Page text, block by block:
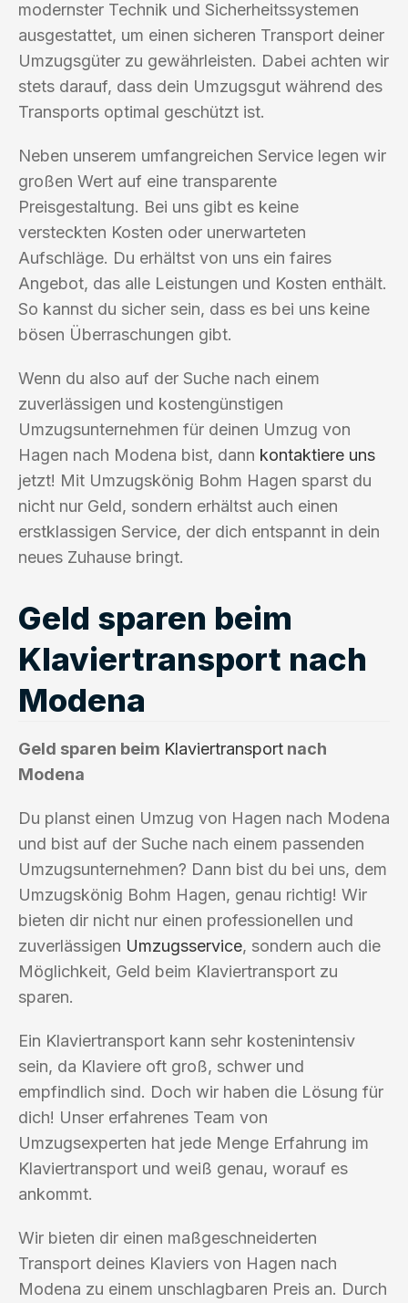
modernster Technik und Sicherheitssystemen
ausgestattet, um einen sicheren Transport deiner
Umzugsgüter zu gewährleisten. Dabei achten wir
stets darauf, dass dein Umzugsgut während des
Transports optimal geschützt ist.
Neben unserem umfangreichen Service legen wir
großen Wert auf eine transparente
Preisgestaltung. Bei uns gibt es keine
versteckten Kosten oder unerwarteten
Aufschläge. Du erhältst von uns ein faires
Angebot, das alle Leistungen und Kosten enthält.
So kannst du sicher sein, dass es bei uns keine
bösen Überraschungen gibt.
Wenn du also auf der Suche nach einem
zuverlässigen und kostengünstigen
Umzugsunternehmen für deinen Umzug von
Hagen nach Modena bist, dann kontaktiere uns
jetzt! Mit Umzugskönig Bohm Hagen sparst du
nicht nur Geld, sondern erhältst auch einen
erstklassigen Service, der dich entspannt in dein
neues Zuhause bringt.
Geld sparen beim
Klaviertransport nach
Modena
Geld sparen beim Klaviertransport nach
Modena
Du planst einen Umzug von Hagen nach Modena
und bist auf der Suche nach einem passenden
Umzugsunternehmen? Dann bist du bei uns, dem
Umzugskönig Bohm Hagen, genau richtig! Wir
bieten dir nicht nur einen professionellen und
zuverlässigen Umzugsservice, sondern auch die
Möglichkeit, Geld beim Klaviertransport zu
sparen.
Ein Klaviertransport kann sehr kostenintensiv
sein, da Klaviere oft groß, schwer und
empfindlich sind. Doch wir haben die Lösung für
dich! Unser erfahrenes Team von
Umzugsexperten hat jede Menge Erfahrung im
Klaviertransport und weiß genau, worauf es
ankommt.
Wir bieten dir einen maßgeschneiderten
Transport deines Klaviers von Hagen nach
Modena zu einem unschlagbaren Preis an. Durch